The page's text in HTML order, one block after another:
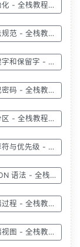
MySQL8初始化 - 全栈教程之MySQL8教程
MySQL8语法规范 - 全栈教程之MySQL8教程
MySQL8关键字和保留字 - 全栈教程之MySQL8教程
MySQL8忘记密码 - 全栈教程之MySQL8教程
MySQL8表分区 - 全栈教程之MySQL8教程
MySQL8运算符与优先级 - 全栈教程之MySQL8教程
MySQL8 JSON 语法 - 全栈教程之MySQL8教程
MySQL8存储过程 - 全栈教程之MySQL8教程
MySQL8存储视图 - 全栈教程之MySQL8教程